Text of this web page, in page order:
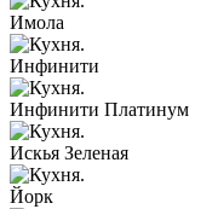
Имола
Инфинити
Инфинити Платинум
Искья Зеленая
Йорк